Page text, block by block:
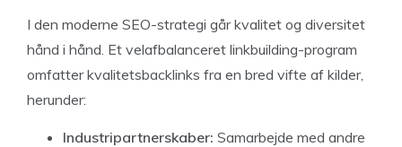
I den moderne SEO-strategi går kvalitet og diversitet
hånd i hånd. Et velafbalanceret linkbuilding-program
omfatter kvalitetsbacklinks fra en bred vifte af kilder,
herunder:
Industripartnerskaber: Samarbejde med andre